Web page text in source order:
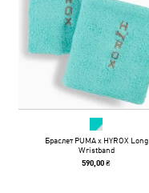
Браслет PUMA x HYROX Long
Wristband
590,00 ₴